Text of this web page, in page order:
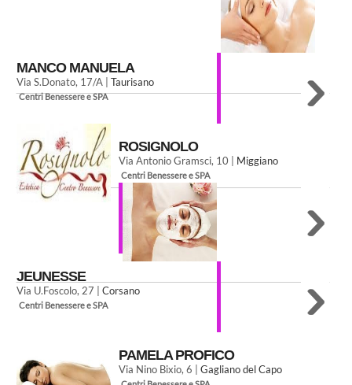
MANCO MANUELA
Via S.Donato, 17/A | Taurisano
Centri Benessere e SPA
ROSIGNOLO
Via Antonio Gramsci, 10 | Miggiano
Centri Benessere e SPA
JEUNESSE
Via U.Foscolo, 27 | Corsano
Centri Benessere e SPA
PAMELA PROFICO
Via Nino Bixio, 6 | Gagliano del Capo